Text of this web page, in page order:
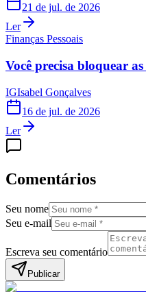
21 de jul. de 2026
Ler
Finanças Pessoais
Você precisa bloquear as
IGIsabel Gonçalves
16 de jul. de 2026
Ler
Comentários
Seu nome
Seu e-mail
Escreva seu comentário
Publicar